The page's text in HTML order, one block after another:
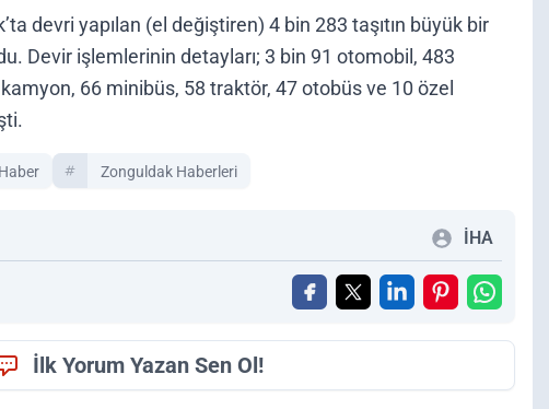
devri yapılan (el değiştiren) 4 bin 283 taşıtın büyük bir
Devir işlemlerinin detayları; 3 bin 91 otomobil, 483
66 minibüs, 58 traktör, 47 otobüs ve 10 özel
Zonguldak Haberleri
İHA
İlk Yorum Yazan Sen Ol!